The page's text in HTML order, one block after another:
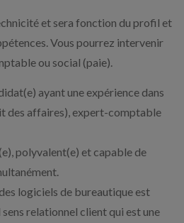
et sera fonction du profil et
Vous pourrez intervenir
ou social (paie).
ayant une expérience dans
des affaires), expert-comptable
polyvalent(e) et capable de
logiciels de bureautique est
sens relationnel client qui est une